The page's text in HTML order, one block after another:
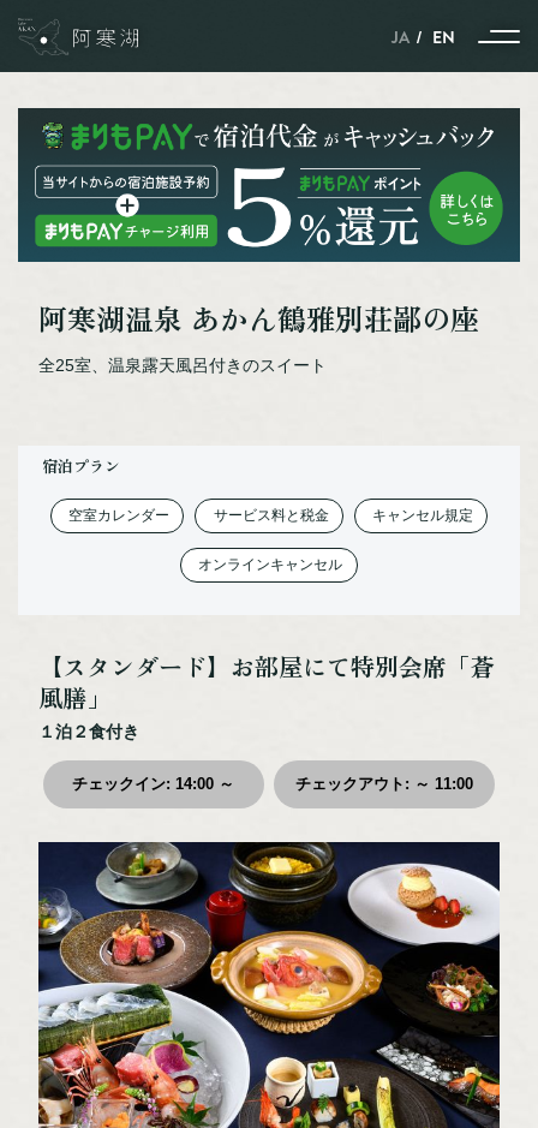
JA EN
ストーリー
自然と動物と人のハーモニー
自然と動物と人の共生の世界
ガストロノミーというわけ。
体験・アクティビティ
お役立ち情報
交通アクセス
お知らせ
ご宿泊の予約照会
ご宿泊のキャンセル
お問い合わせ
プライバシーポリシー
阿寒湖温泉 あかん鶴雅別荘鄙の座
全25室、温泉露天風呂付きのスイート
宿泊プラン
空室カレンダー サービス料と税金 キャンセル規定
オンラインキャンセル
【スタンダード】お部屋にて特別会席「蒼
風膳」
１泊２食付き
チェックイン:14:00 ～ チェックアウト : ～ 11:00